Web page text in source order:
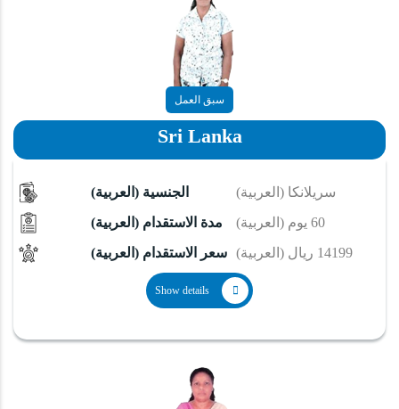
سبق العمل
Sri Lanka
(العربية) الجنسية
(العربية) سريلانكا
(العربية) مدة الاستقدام
(العربية) 60 يوم
(العربية) سعر الاستقدام
(العربية) 14199 ريال
Show details